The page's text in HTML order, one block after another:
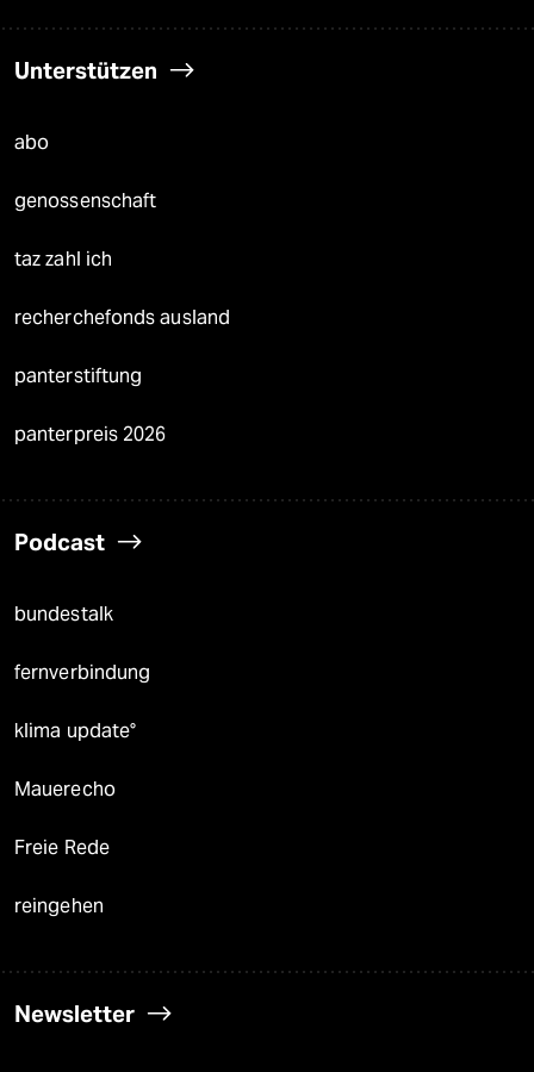
Unterstützen
abo
genossenschaft
taz zahl ich
recherchefonds ausland
panterstiftung
panterpreis 2026
Podcast
bundestalk
fernverbindung
klima update°
Mauerecho
Freie Rede
reingehen
Newsletter